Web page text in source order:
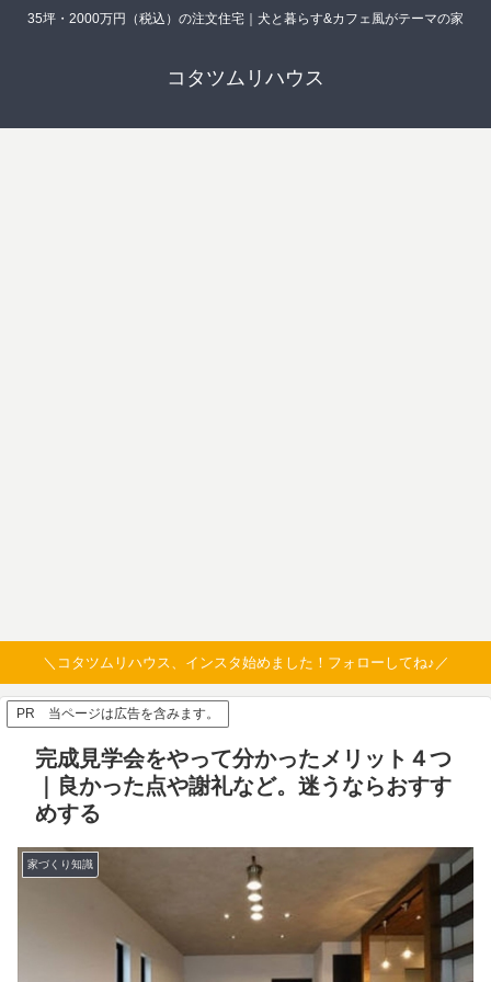
35坪・2000万円（税込）の注文住宅｜犬と暮らす&カフェ風がテーマの家
コタツムリハウス
＼コタツムリハウス、インスタ始めました！フォローしてね♪／
PR 当ページは広告を含みます。
完成見学会をやって分かったメリット４つ
｜良かった点や謝礼など。迷うならおすす
めする
家づくり知識